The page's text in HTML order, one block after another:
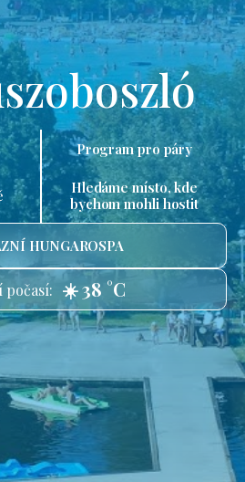
Program pro páry
Hledáme místo, kde
bychom mohli hostit
HUNGAROSPA
počasí: ☀️ 38 °C